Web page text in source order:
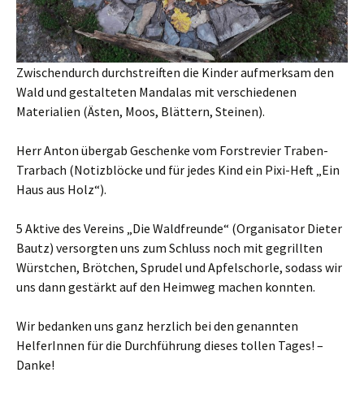
Zwischendurch durchstreiften die Kinder aufmerksam den
Wald und gestalteten Mandalas mit verschiedenen
Materialien (Ästen, Moos, Blättern, Steinen).
Herr Anton übergab Geschenke vom Forstrevier Traben-
Trarbach (Notizblöcke und für jedes Kind ein Pixi-Heft „Ein
Haus aus Holz“).
5 Aktive des Vereins „Die Waldfreunde“ (Organisator Dieter
Bautz) versorgten uns zum Schluss noch mit gegrillten
Würstchen, Brötchen, Sprudel und Apfelschorle, sodass wir
uns dann gestärkt auf den Heimweg machen konnten.
Wir bedanken uns ganz herzlich bei den genannten
HelferInnen für die Durchführung dieses tollen Tages! –
Danke!